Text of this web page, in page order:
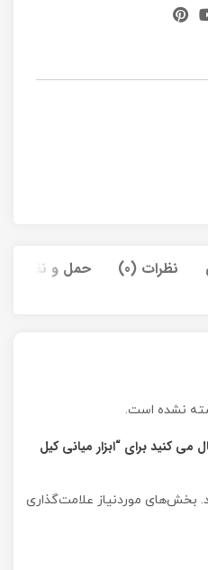
نظرات (0) حمل و نقل کالا
نشده است.
می کنید برای “ابزار میانی کیل
بخش‌های موردنیاز علامت‌گذاری